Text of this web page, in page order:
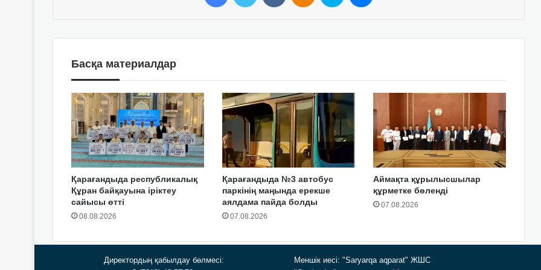
Басқа материалдар
Қарағандыда республикалық
Құран байқауына іріктеу
сайысы өтті
08.08.2026
Қарағандыда №3 автобус
паркінің маңында ерекше
аялдама пайда болды
07.08.2026
Аймақта құрылысшылар
құрметке бөленді
07.08.2026
Директордың қабылдау бөлмесі:
Меншік иесі: "Saryarqa aqparat" ЖШС